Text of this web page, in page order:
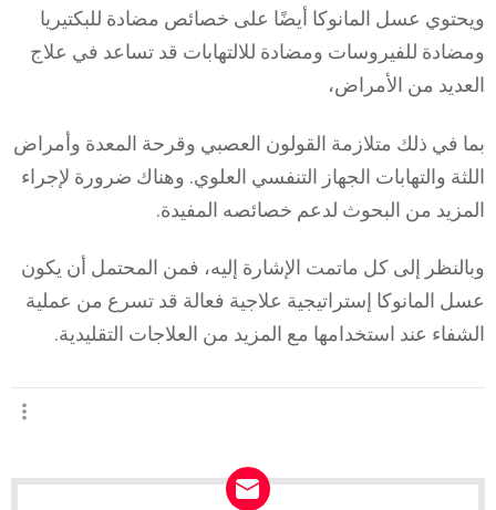
ويحتوي عسل المانوكا أيضًا على خصائص مضادة للبكتيريا
ومضادة للفيروسات ومضادة للالتهابات قد تساعد في علاج
العديد من الأمراض،
بما في ذلك متلازمة القولون العصبي وقرحة المعدة وأمراض
اللثة والتهابات الجهاز التنفسي العلوي. وهناك ضرورة لإجراء
المزيد من البحوث لدعم خصائصه المفيدة.
وبالنظر إلى كل ماتمت الإشارة إليه، فمن المحتمل أن يكون
عسل المانوكا إستراتيجية علاجية فعالة قد تسرع من عملية
الشفاء عند استخدامها مع المزيد من العلاجات التقليدية.